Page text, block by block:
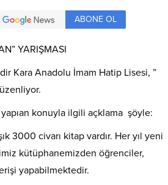
ABONE OL
YARIŞMASI
Kara Anadolu İmam Hatip Lisesi, ”
konuyla ilgili açklama şöyle:
3000 civarı kitap vardır. Her yıl yeni
kütüphanemizden öğrenciler,
yapabilmektedir.